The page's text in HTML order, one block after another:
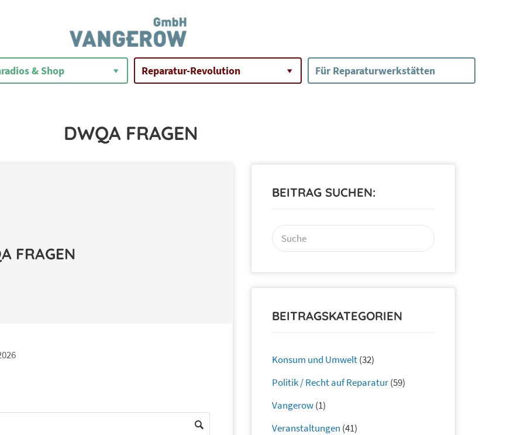
& Shop Reparatur-Revolution Für Reparaturwerkstätten
DWQA FRAGEN
FRAGEN
BEITRAG SUCHEN:
Suchen
nach:
BEITRAGSKATEGORIEN
Konsum und Umwelt(32)
Politik / Recht auf Reparatur(59)
Vangerow(1)
Veranstaltungen (41)